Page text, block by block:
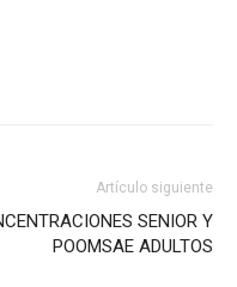
Artículo siguiente
SENIOR Y
POOMSAE ADULTOS